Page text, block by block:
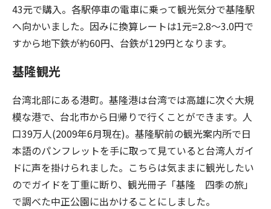
43元で購入。各駅停車の電車に乗って観光気分で基隆駅
へ向かいました。因みに換算レートは1元=2.8〜3.0円で
すから地下鉄が約60円、台鉄が129円となります。
基隆観光
台湾北部にある港町。基隆港は台湾では高雄に次ぐ大規
模な港で、台北市から日帰りで行くことができます。人
口39万人(2009年6月現在)。基隆駅前の観光案内所で日
本語のパンフレットを手に取って見ていると台湾人ガイ
ドに声を掛けられました。こちらは気ままに観光したい
のでガイドを丁重に断り、観光冊子「基隆 四季の旅」
で調べた中正公園に出かけることにしました。